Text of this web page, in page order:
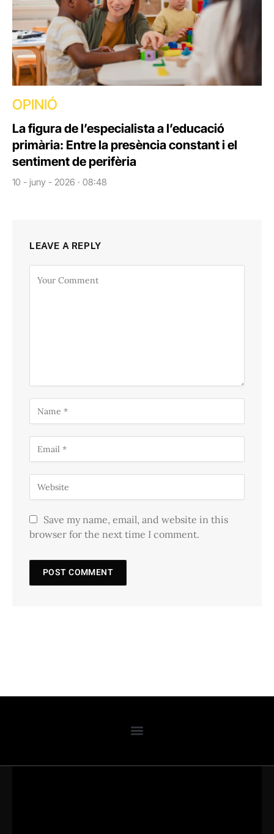
OPINIÓ
La figura de l’especialista a l’educació
primària: Entre la presència constant i el
sentiment de perifèria
10 - juny - 2026 · 08:48
LEAVE A REPLY
Save my name, email, and website in this
browser for the next time I comment.